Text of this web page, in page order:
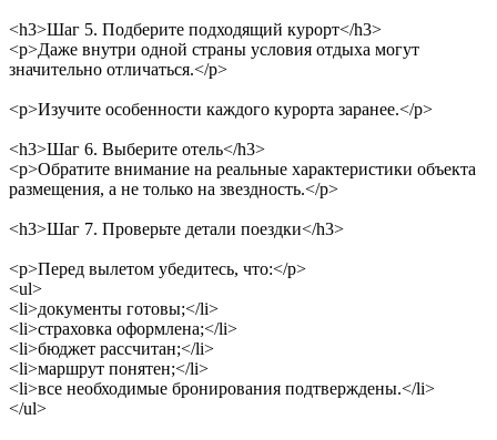
<h3>Шаг 5. Подберите подходящий курорт</h3>
<p>Даже внутри одной страны условия отдыха могут
значительно отличаться.</p>
<p>Изучите особенности каждого курорта заранее.</p>
<h3>Шаг 6. Выберите отель</h3>
<p>Обратите внимание на реальные характеристики объекта
размещения, а не только на звездность.</p>
<h3>Шаг 7. Проверьте детали поездки</h3>
<p>Перед вылетом убедитесь, что:</p>
<ul>
<li>документы готовы;</li>
<li>страховка оформлена;</li>
<li>бюджет рассчитан;</li>
<li>маршрут понятен;</li>
<li>все необходимые бронирования подтверждены.</li>
</ul>